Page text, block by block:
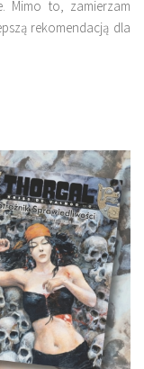
Mimo to, zamierzam
rekomendacją dla